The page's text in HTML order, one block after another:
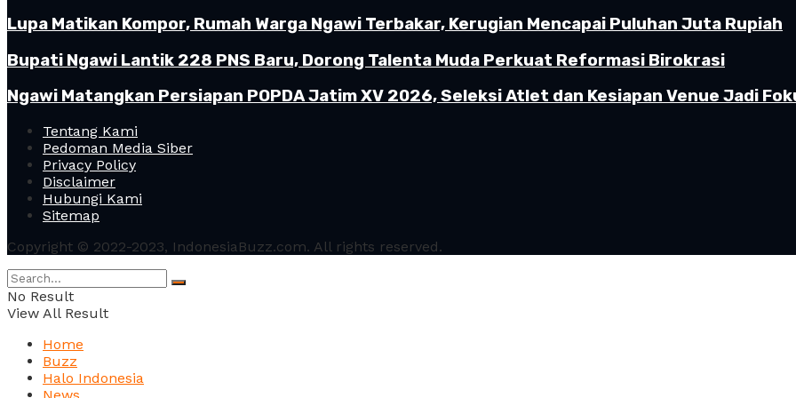
Lupa Matikan Kompor, Rumah Warga Ngawi Terbakar, Kerugian Mencapai Puluhan Juta Rupiah
Bupati Ngawi Lantik 228 PNS Baru, Dorong Talenta Muda Perkuat Reformasi Birokrasi
Ngawi Matangkan Persiapan POPDA Jatim XV 2026, Seleksi Atlet dan Kesiapan Venue Jadi
Tentang Kami
Pedoman Media Siber
Privacy Policy
Disclaimer
Hubungi Kami
Sitemap
Copyright © 2022-2023, IndonesiaBuzz.com. All rights reserved.
No Result
View All Result
Home
Buzz
Halo Indonesia